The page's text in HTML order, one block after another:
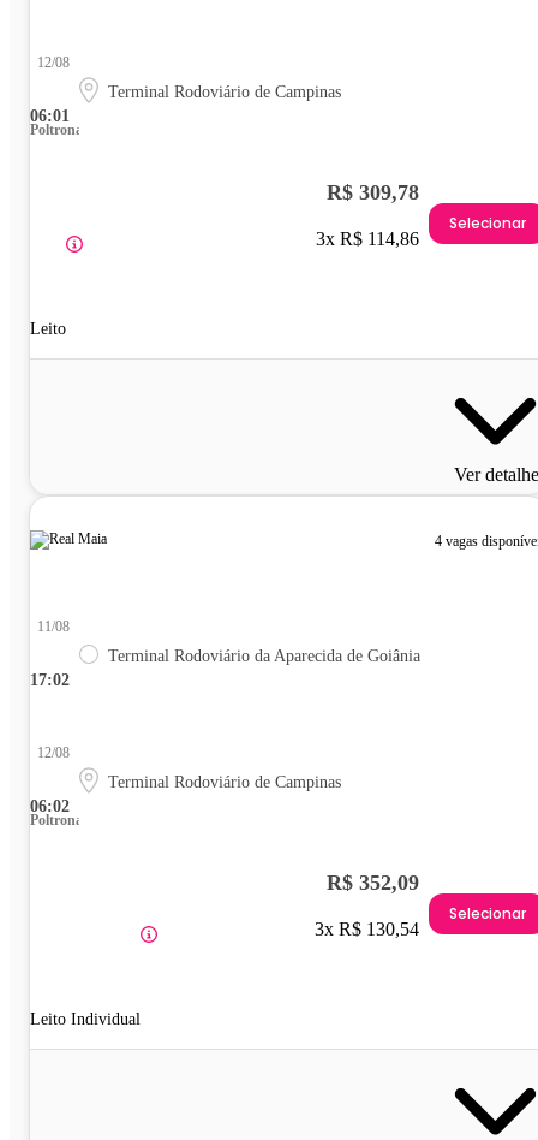
06:01
12/08
Terminal Rodoviário de Campinas
Poltrona
Leito
R$ 309,78
3x R$ 114,86
Selecionar
Ver
4 vagas
17:02
11/08
Terminal Rodoviário da Aparecida de Goiânia
06:02
12/08
Terminal Rodoviário de Campinas
Poltrona
Leito Individual
R$ 352,09
3x R$ 130,54
Selecionar